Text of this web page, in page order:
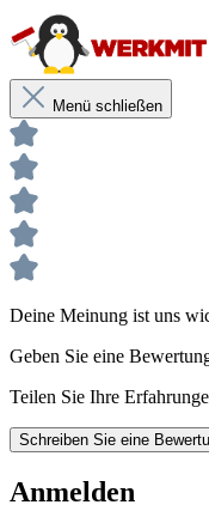
integrierte
Nutze die Anbohrhilfe
Küchenzubehör sowie
Treppenhandläufe.
Bohrschrauber.
Menü schließen
Deine Meinung ist uns
Geben Sie eine
Teilen Sie Ihre
Schreiben Sie eine
Anmelden